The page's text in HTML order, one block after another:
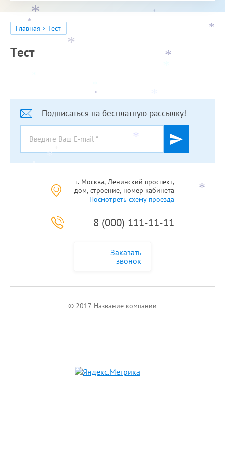
*
*
*
*
*
**
*
*
*
*
*
*
*
Главная Тест
Тест
Подписаться на бесплатную рассылку!
г. Москва, Ленинский проспект,
дом, строение, номер кабинета
Посмотреть схему проезда
8 (000) 111-11-11
Заказать
звонок
© 2017 Название компании